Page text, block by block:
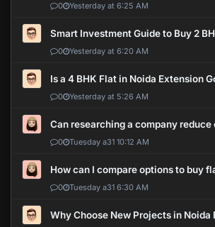
0 Yesterday at 6:25 AM
Smart Investment Guide to Buy 2
0 Yesterday at 6:20 AM
Is a 4 BHK Flat in Noida Extension
0 Yesterday at 5:26 AM
Can researching a company
0 Tuesday a31 10:12 AM
How can I compare options to buy
0 Tuesday a31 6:30 AM
Why Choose New Projects in Noida